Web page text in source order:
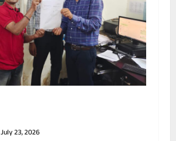
July 23, 2026